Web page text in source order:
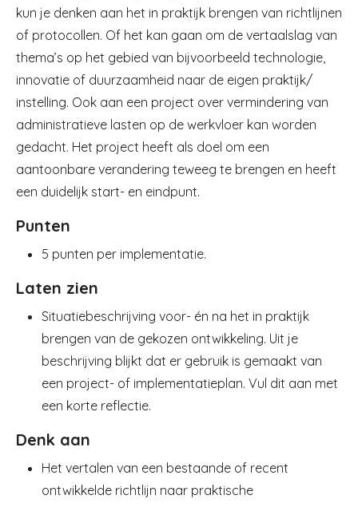
kun je denken aan het in praktijk brengen van richtlijnen
of protocollen. Of het kan gaan om de vertaalslag van
thema’s op het gebied van bijvoorbeeld technologie,
innovatie of duurzaamheid naar de eigen praktijk/
instelling. Ook aan een project over vermindering van
administratieve lasten op de werkvloer kan worden
gedacht. Het project heeft als doel om een
aantoonbare verandering teweeg te brengen en heeft
een duidelijk start- en eindpunt.
Punten
5 punten per implementatie.
Laten zien
Situatiebeschrijving voor- én na het in praktijk
brengen van de gekozen ontwikkeling. Uit je
beschrijving blijkt dat er gebruik is gemaakt van
een project- of implementatieplan. Vul dit aan met
een korte reflectie.
Denk aan
Het vertalen van een bestaande of recent
ontwikkelde richtlijn naar praktische